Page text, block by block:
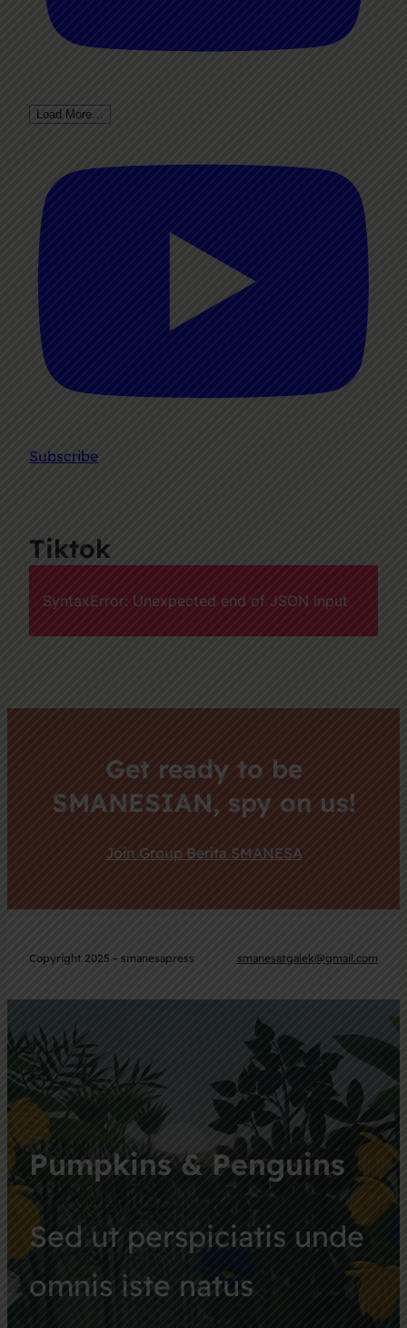
Load More…
Subscribe
Tiktok
SyntaxError: Unexpected end of JSON input
Get ready to be
SMANESIAN, spy on us!
Join Group Berita SMANESA
Copyright 2025 – smanesapress smanesatgalek@gmail.com
Pumpkins & Penguins
Sed ut perspiciatis unde
omnis iste natus